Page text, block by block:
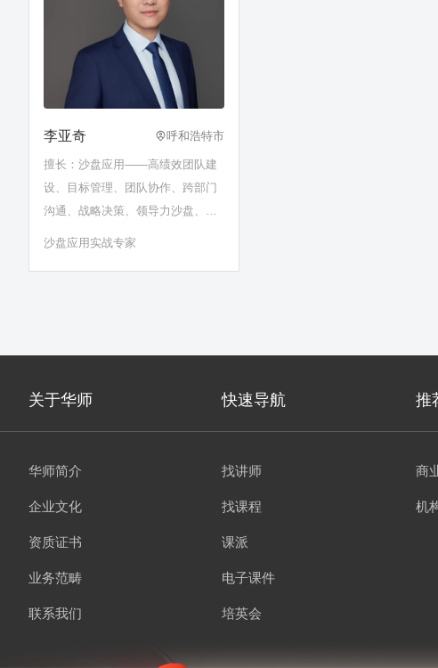
李亚奇 呼和浩特市
擅长：沙盘应用——高绩效团队建
设、目标管理、团队协作、跨部门
沟通、战略决策、领导力沙盘、问
沙盘应用实战专家
关于华师 快速导航 推
华师简介
企业文化
资质证书
业务范畴
联系我们
找讲师
找课程
课派
电子课件
培英会
商
机